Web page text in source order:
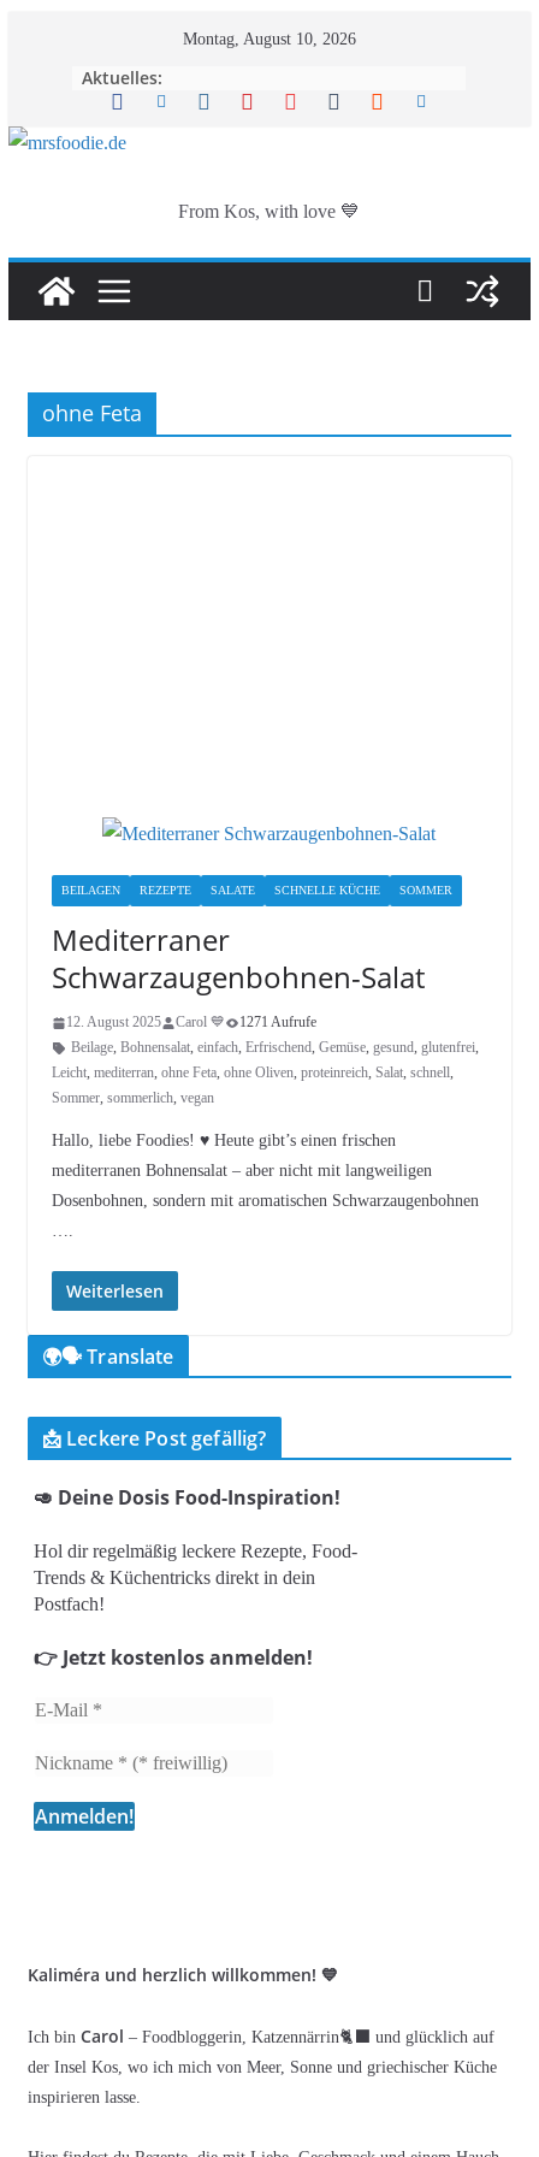
Montag, August 10, 2026
Aktuelles:
From Kos, with love 💙
ohne Feta
BEILAGEN REZEPTE SALATE SCHNELLE KÜCHE SOMMER
Mediterraner
Schwarzaugenbohnen-Salat
12. August 2025 Carol 💙
1271 Aufrufe
Beilage, Bohnensalat, einfach, Erfrischend, Gemüse, gesund, glutenfrei,
Leicht, mediterran, ohne Feta, ohne Oliven, proteinreich, Salat, schnell,
Sommer, sommerlich, vegan
Hallo, liebe Foodies! ♥︎ Heute gibt’s einen frischen
mediterranen Bohnensalat – aber nicht mit langweiligen
Dosenbohnen, sondern mit aromatischen Schwarzaugenbohnen
….
Weiterlesen
🌍🗣️ Translate
📩 Leckere Post gefällig?
🥑 Deine Dosis Food-Inspiration!
Hol dir regelmäßig leckere Rezepte, Food-
Trends & Küchentricks direkt in dein
Postfach!
👉 Jetzt kostenlos anmelden!
Kaliméra und herzlich willkommen! 💙
Ich bin Carol – Foodbloggerin, Katzennärrin🐈‍⬛ und glücklich auf
der Insel Kos, wo ich mich von Meer, Sonne und griechischer Küche
inspirieren lasse.